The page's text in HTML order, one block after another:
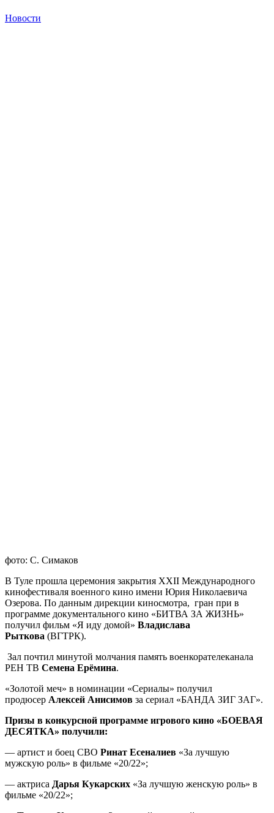
Новости
фото: С. Симаков
В Туле прошла церемония закрытия XXII Международного
кинофестиваля военного кино имени Юрия Николаевича
Озерова. По данным дирекции киносмотра, гран при в
программе документального кино «БИТВА ЗА ЖИЗНЬ»
получил фильм «Я иду домой» Владислава
Рыткова (ВГТРК).
Зал почтил минутой молчания память военкорателеканала
РЕН ТВ Семена Ерёмина.
«Золотой меч» в номинации «Сериалы» получил
продюсер Алексей Анисимов за сериал «БАНДА ЗИГ ЗАГ».
Призы в конкурсной программе игрового кино «БОЕВАЯ
ДЕСЯТКА» получили:
— артист и боец СВО Ринат Есеналиев «За лучшую
мужскую роль» в фильме «20/22»;
— актриса Дарья Кукарских «За лучшую женскую роль» в
фильме «20/22»;